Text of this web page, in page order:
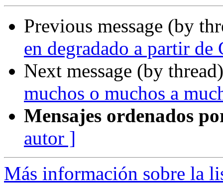
Previous message (by
en degradado a partir
Next message (by
muchos o muchos a
Mensajes ordenados
autor ]
Más información sobre la